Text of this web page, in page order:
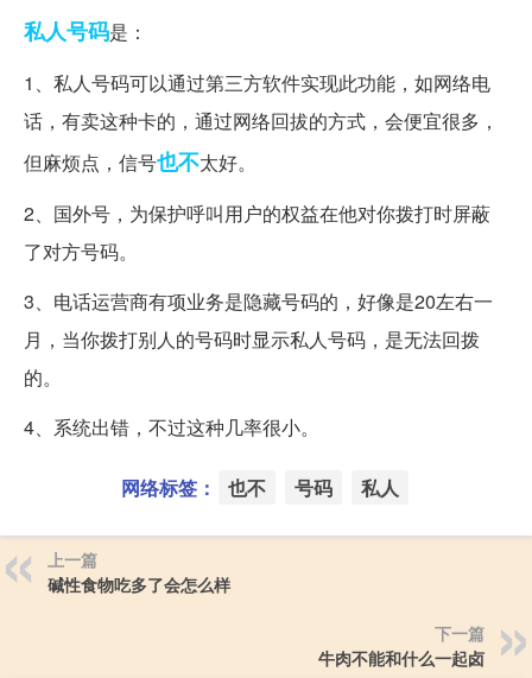
私人号码是：
1、私人号码可以通过第三方软件实现此功能，如网络电
话，有卖这种卡的，通过网络回拔的方式，会便宜很多，
但麻烦点，信号也不太好。
2、国外号，为保护呼叫用户的权益在他对你拨打时屏蔽
了对方号码。
3、电话运营商有项业务是隐藏号码的，好像是20左右一
月，当你拨打别人的号码时显示私人号码，是无法回拨
的。
4、系统出错，不过这种几率很小。
网络标签： 也不 号码 私人
上一篇
碱性食物吃多了会怎么样
下一篇
牛肉不能和什么一起卤